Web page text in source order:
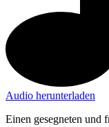
Audio herunterladen
Einen gesegneten und